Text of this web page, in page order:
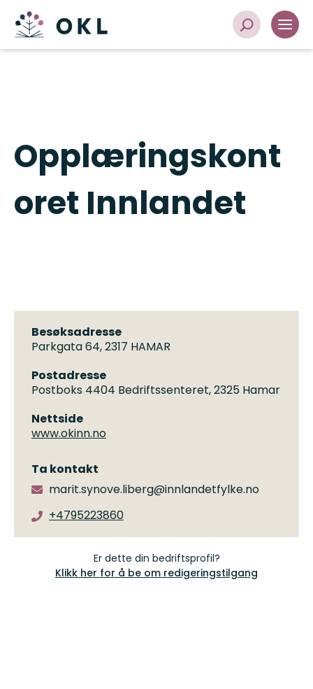
Opplæringskont
oret Innlandet
Besøksadresse
Parkgata 64, 2317 HAMAR
Postadresse
Postboks 4404 Bedriftssenteret, 2325 Hamar
Nettside
www.okinn.no
Ta kontakt
marit.synove.liberg@innlandetfylke.no
+4795223860
Er dette din bedriftsprofil?
Klikk her for å be om redigeringstilgang